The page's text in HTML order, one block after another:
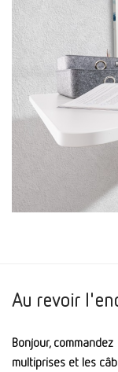
Au revoir
Bonjour, commandez
multiprises et les